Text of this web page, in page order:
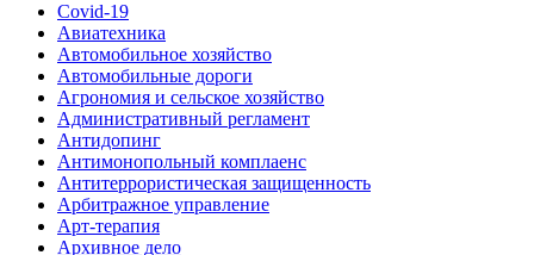
Covid-19
Авиатехника
Автомобильное хозяйство
Автомобильные дороги
Агрономия и сельское хозяйство
Административный регламент
Антидопинг
Антимонопольный комплаенс
Антитеррористическая защищенность
Арбитражное управление
Арт-терапия
Архивное дело